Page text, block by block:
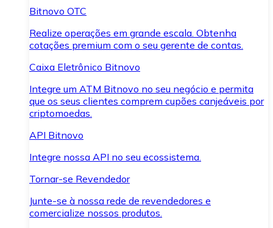
Bitnovo OTC
Realize operações em grande escala. Obtenha
cotações premium com o seu gerente de contas.
Caixa Eletrônico Bitnovo
Integre um ATM Bitnovo no seu negócio e permita
que os seus clientes comprem cupões canjeáveis por
criptomoedas.
API Bitnovo
Integre nossa API no seu ecossistema.
Tornar-se Revendedor
Junte-se à nossa rede de revendedores e
comercialize nossos produtos.